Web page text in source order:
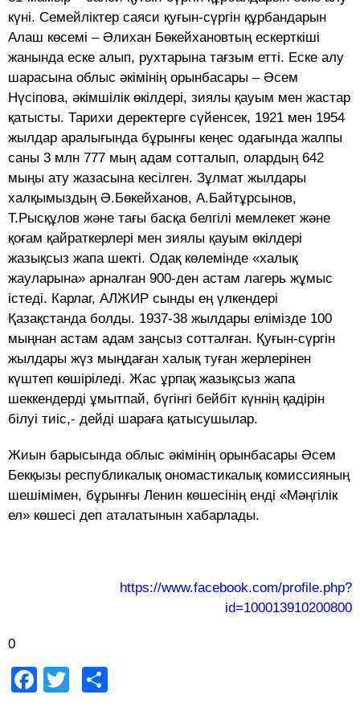
күні. Семейліктер саяси қуғын-сүргін құрбандарын
Алаш көсемі – Әлихан Бөкейхановтың ескерткіші
жанында еске алып, рухтарына тағзым етті. Еске алу
шарасына облыс әкімінің орынбасары – Әсем
Нүсіпова, әкімшілік өкілдері, зиялы қауым мен жастар
қатысты. Тарихи деректерге сүйенсек, 1921 мен 1954
жылдар аралығында бұрынғы кеңес одағында жалпы
саны 3 млн 777 мың адам сотталып, олардың 642
мыңы ату жазасына кесілген. Зұлмат жылдары
халқымыздың Ә.Бөкейханов, А.Байтұрсынов,
Т.Рысқұлов және тағы басқа белгілі мемлекет және
қоғам қайраткерлері мен зиялы қауым өкілдері
жазықсыз жапа шекті. Одақ көлемінде «халық
жауларына» арналған 900-ден астам лагерь жұмыс
істеді. Карлаг, АЛЖИР сынды ең үлкендері
Қазақстанда болды. 1937-38 жылдары елімізде 100
мыңнан астам адам заңсыз сотталған. Қуғын-сүргін
жылдары жүз мыңдаған халық туған жерлерінен
күштеп көшіріледі. Жас ұрпақ жазықсыз жапа
шеккендерді ұмытпай, бүгінгі бейбіт күннің қадірін
білуі тиіс,- дейді шараға қатысушылар.
Жиын барысында облыс әкімінің орынбасары Әсем
Бекқызы республикалық ономастикалық комиссияның
шешімімен, бұрынғы Ленин көшесінің енді «Мәңгілік
ел» көшесі деп аталатынын хабарлады.
https://www.facebook.com/profile.php?
id=100013910200800
0
Facebook
Twitter